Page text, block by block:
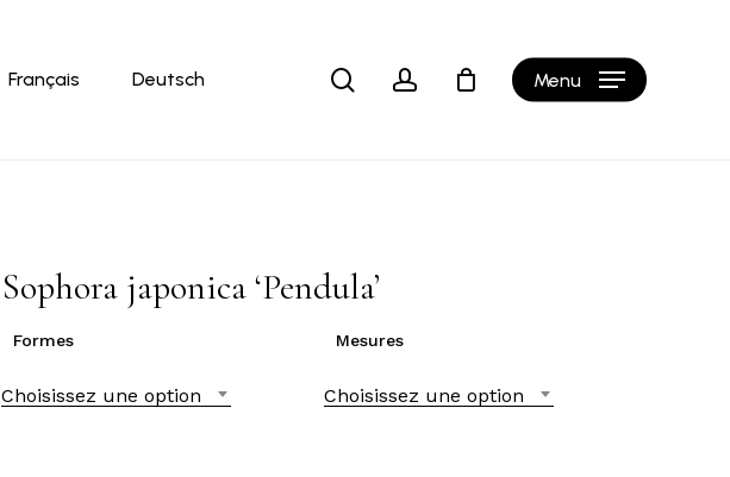
Français Deutsch searchaccount Menu Cart
Sophora japonica ‘Pendula’
Formes
Choisissez une option
Mesures
Choisissez une option